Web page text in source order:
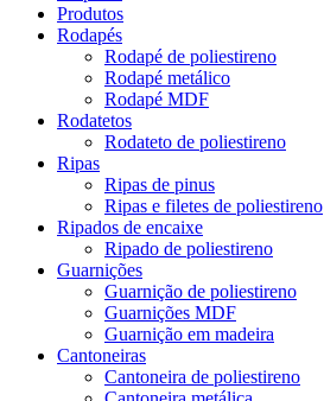
Produtos
Rodapés
Rodapé de poliestireno
Rodapé metálico
Rodapé MDF
Rodatetos
Rodateto de poliestireno
Ripas
Ripas de pinus
Ripas e filetes de poliestireno
Ripados de encaixe
Ripado de poliestireno
Guarnições
Guarnição de poliestireno
Guarnições MDF
Guarnição em madeira
Cantoneiras
Cantoneira de poliestireno